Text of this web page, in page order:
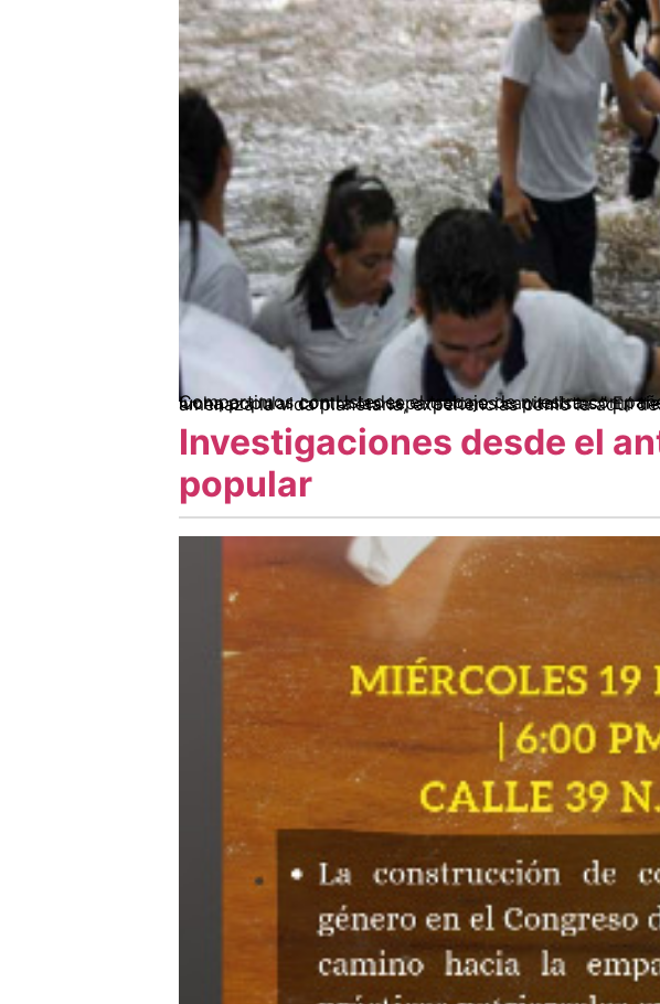
Compartimos con Ustedes el trabajo de nuestra compañera Sandra Rátiva Gaona: “El poder del agua. Gestión comunitaria del agua y lucha popular contra las separaciones capitalistas.” En tiempos en que el
Investigaciones desde el
popular